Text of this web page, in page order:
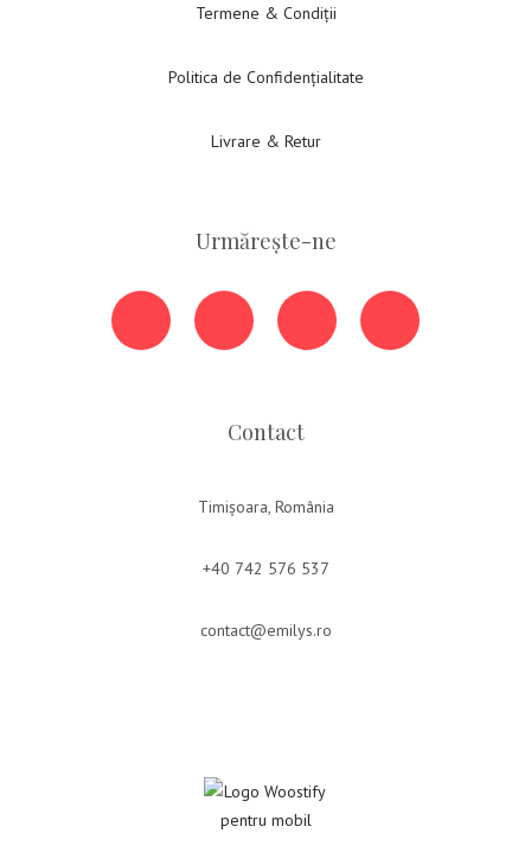
Termene & Condiții
Politica de Confidențialitate
Livrare & Retur
Urmărește-ne
Contact
Timișoara, România
+40 742 576 537
contact@emilys.ro